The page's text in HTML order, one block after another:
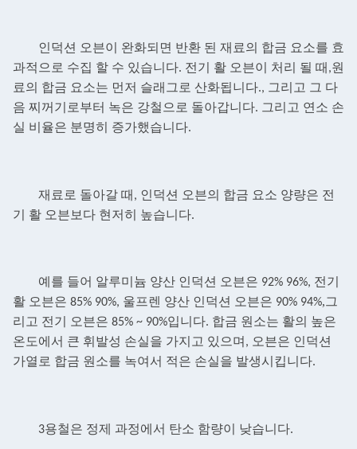
인덕션 오븐이 완화되면 반환 된 재료의 합금 요소를 효
과적으로 수집 할 수 있습니다. 전기 활 오븐이 처리 될 때,원
료의 합금 요소는 먼저 슬래그로 산화됩니다., 그리고 그 다
음 찌꺼기로부터 녹은 강철으로 돌아갑니다. 그리고 연소 손
실 비율은 분명히 증가했습니다.
재료로 돌아갈 때, 인덕션 오븐의 합금 요소 양량은 전
기 활 오븐보다 현저히 높습니다.
예를 들어 알루미늄 양산 인덕션 오븐은 92% 96%, 전기
활 오븐은 85% 90%, 울프렌 양산 인덕션 오븐은 90% 94%,그
리고 전기 오븐은 85% ~ 90%입니다. 합금 원소는 활의 높은
온도에서 큰 휘발성 손실을 가지고 있으며, 오븐은 인덕션
가열로 합금 원소를 녹여서 적은 손실을 발생시킵니다.
3용철은 정제 과정에서 탄소 함량이 낮습니다.